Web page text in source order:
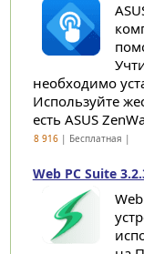
необходимо
Используйте
есть ASUS
8 916| Бесплатная |
Web PC Suite